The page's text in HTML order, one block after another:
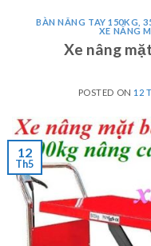
BÀN NÂNG TAY 150KG,
XE NÂNG
Xe nâng
POSTED ON 12
12
Th5